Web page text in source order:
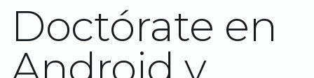
Doctórate en